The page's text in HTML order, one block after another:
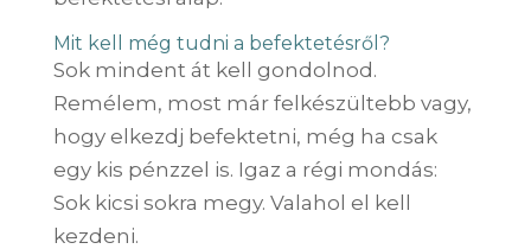
Mit kell még tudni a befektetésről?
Sok mindent át kell gondolnod.
Remélem, most már felkészültebb vagy,
hogy elkezdj befektetni, még ha csak
egy kis pénzzel is. Igaz a régi mondás:
Sok kicsi sokra megy. Valahol el kell
kezdeni.